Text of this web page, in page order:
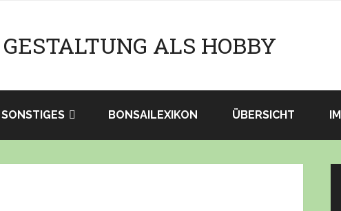
ALS HOBBY
SONSTIGES BONSAILEXIKON ÜBERSICHT